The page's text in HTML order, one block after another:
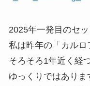
2025年一発目のセッ
私は昨年の「カルロ
そろそろ1年近く経
ゆっくりではあり